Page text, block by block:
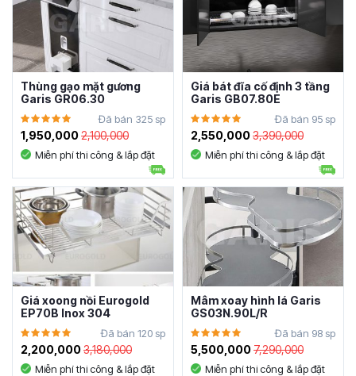
Thùng gạo mặt gương
Garis GR06.30
Đã bán 325 sp
1,950,0002,100,000
Miễn phí thi công & lắp đặt
Giá bát đĩa cố định 3 tầng
Garis GB07.80E
Đã bán 95 sp
2,550,0003,390,000
Miễn phí thi công & lắp đặt
Giá xoong nồi Eurogold
EP70B Inox 304
Đã bán 120 sp
2,200,0003,180,000
Miễn phí thi công & lắp đặt
Mâm xoay hình lá Garis
GS03N.90L/R
Đã bán 98 sp
5,500,0007,290,000
Miễn phí thi công & lắp đặt